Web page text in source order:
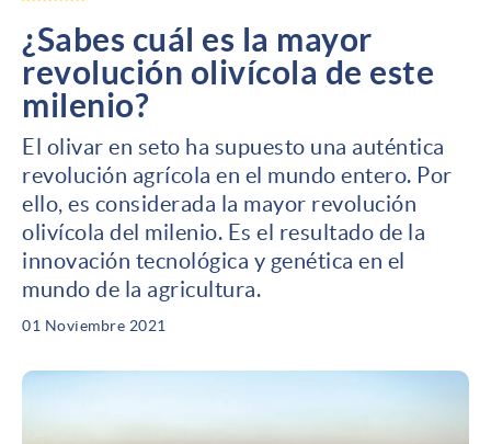
¿Sabes cuál es la mayor
revolución olivícola de este
milenio?
El olivar en seto ha supuesto una auténtica
revolución agrícola en el mundo entero. Por
ello, es considerada la mayor revolución
olivícola del milenio. Es el resultado de la
innovación tecnológica y genética en el
mundo de la agricultura.
01 Noviembre 2021